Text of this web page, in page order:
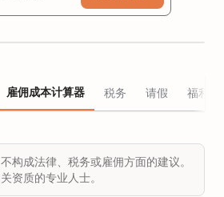
雇佣成本计算器 税务 请假 福利
构成法律、税务或雇佣方面的建议。
资质的专业人士。